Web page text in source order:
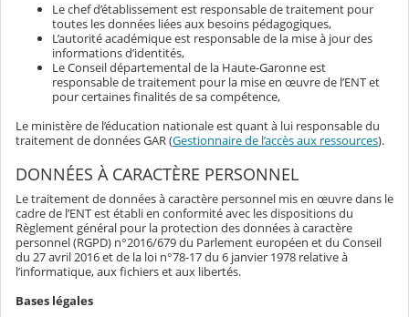
Le chef d’établissement est responsable de traitement pour
toutes les données liées aux besoins pédagogiques,
L’autorité académique est responsable de la mise à jour des
informations d’identités,
Le Conseil départemental de la Haute-Garonne est
responsable de traitement pour la mise en œuvre de l’ENT et
pour certaines finalités de sa compétence,
Le ministère de l’éducation nationale est quant à lui responsable du
traitement de données GAR (Gestionnaire de l’accès aux ressources).
DONNÉES À CARACTÈRE PERSONNEL
Le traitement de données à caractère personnel mis en œuvre dans le
cadre de l’ENT est établi en conformité avec les dispositions du
Règlement général pour la protection des données à caractère
personnel (RGPD) n°2016/679 du Parlement européen et du Conseil
du 27 avril 2016 et de la loi n°78-17 du 6 janvier 1978 relative à
l’informatique, aux fichiers et aux libertés.
Bases légales